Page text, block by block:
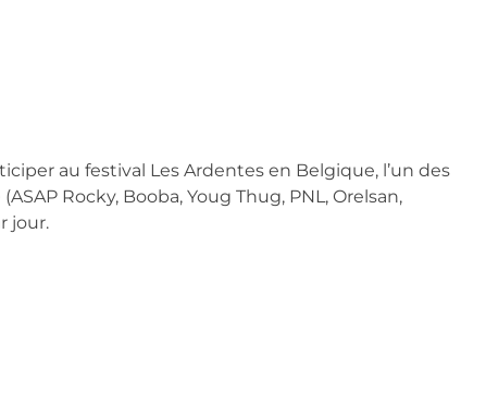
au festival Les Ardentes en Belgique, l’un des
Rocky, Booba, Youg Thug, PNL, Orelsan,
jour.